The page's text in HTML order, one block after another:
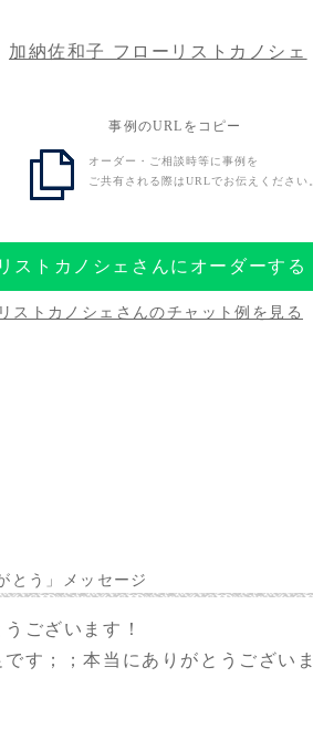
も花束風にしてもらったので、
束風にしてもらいました。本人
加納佐和子 フローリストカノシェ
事例のURLをコピー
オーダー・ご相談時等に事例を
ご共有される際はURLでお伝えください
ストカノシェさんにオーダーする
ストカノシェさんのチャット例を見る
とう」メッセージ
ございます！
す；；本当にありがとうございま